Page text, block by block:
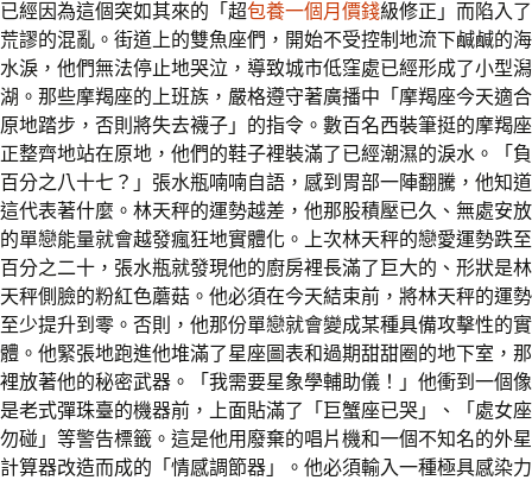
已經因為這個突如其來的「超包養一個月價錢級修正」而陷入了
荒謬的混亂。街道上的雙魚座們，開始不受控制地流下鹹鹹的海
水淚，他們無法停止地哭泣，導致城市低窪處已經形成了小型潟
湖。那些摩羯座的上班族，嚴格遵守著廣播中「摩羯座今天適合
原地踏步，否則將失去襪子」的指令。數百名西裝筆挺的摩羯座
正整齊地站在原地，他們的鞋子裡裝滿了已經潮濕的淚水。「負
百分之八十七？」張水瓶喃喃自語，感到胃部一陣翻騰，他知道
這代表著什麼。林天秤的運勢越差，他那股積壓已久、無處安放
的單戀能量就會越發瘋狂地實體化。上次林天秤的戀愛運勢跌至
百分之二十，張水瓶就發現他的廚房裡長滿了巨大的、形狀是林
天秤側臉的粉紅色蘑菇。他必須在今天結束前，將林天秤的運勢
至少提升到零。否則，他那份單戀就會變成某種具備攻擊性的實
體。他緊張地跑進他堆滿了星座圖表和過期甜甜圈的地下室，那
裡放著他的秘密武器。「我需要星象學輔助儀！」他衝到一個像
是老式彈珠臺的機器前，上面貼滿了「巨蟹座已哭」、「處女座
勿碰」等警告標籤。這是他用廢棄的唱片機和一個不知名的外星
計算器改造而成的「情感調節器」。他必須輸入一種極具感染力